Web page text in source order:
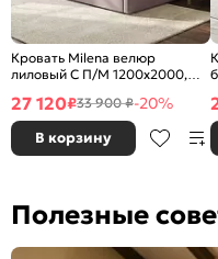
Кровать Milena велюр
лиловый С П/М 1200x2000,
изголовье мягкое
27 120₽33 900 ₽-20%
В корзину
Полезные